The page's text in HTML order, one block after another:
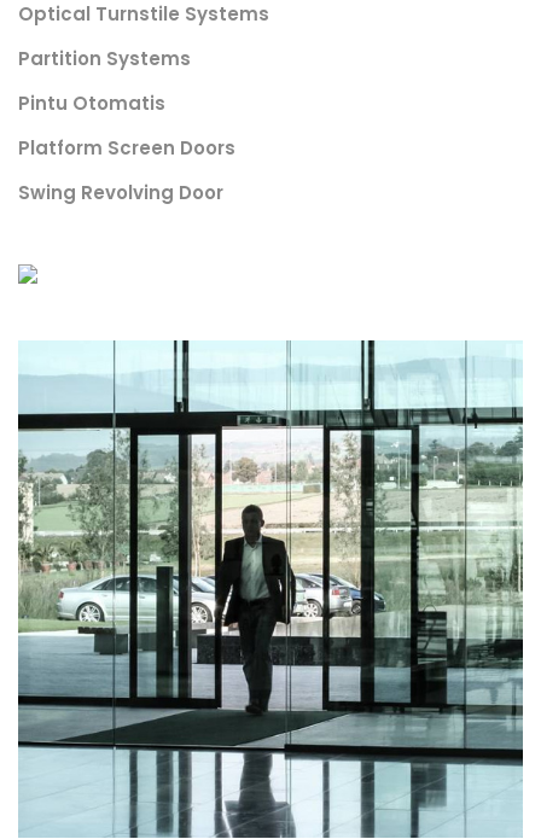
Optical Turnstile Systems
Partition Systems
Pintu Otomatis
Platform Screen Doors
Swing Revolving Door